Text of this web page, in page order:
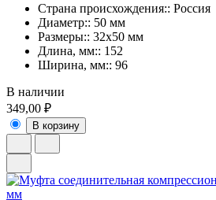
Страна происхождения:: Россия
Диаметр:: 50 мм
Размеры:: 32x50 мм
Длина, мм:: 152
Ширина, мм:: 96
В наличии
349,00 ₽
В корзину